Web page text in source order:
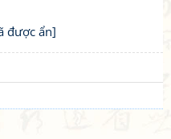
được ẩn]